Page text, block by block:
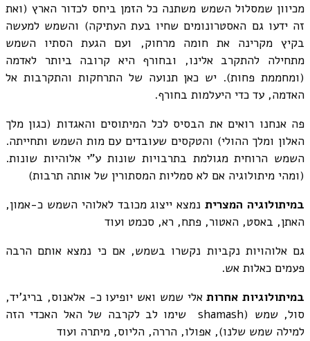
מכיוון שמסלול השמש משתנה כל הזמן ביחס לכדור הארץ (ואת
זה ידעו גם האסטרונומים שחיו בעת העתיקה) והשמש למעשה
בקיץ מקרינה את חומה מרחוק, ועם הגעת הסתיו השמש
מתחילה להתקרב אלינו, ובחורף היא קרובה ביותר לאדמה
(ומחממת פחות). יש כאן תנועה של התרחקות והתקרבות אל
האדמה, עד כדי היעלמות בחורף.
פה אנחנו רואים את הבסיס לכל המיתוסים והאגדות (כגון מלך
האלון ומלך ההולי) והטקסים שעובדים עם מות השמש ותחייתה.
השמש הרוחית מגולמת בתרבויות שונות ע"י אלוהיות שונות.
(ומהי מיתולוגיה אם לא סמליות המסתורין של אותה תרבות)
במיתולוגיה המצריתנמצא ייצוג מכובד לאלוהי השמש כ-אמון,
האתן, באסט, האטור, פתח, רא, סכמט ועוד
גם אלוהויות נקביות נקשרו בשמש, אם כי נמצא אותם הרבה
פעמים כאלות אש.
במיתולוגיות אחרותאלי שמש ואש יופיעו כ- אלאנוס, בריג'יד,
סול, שמש (shamash שימו לב לקרבה של האל האכדי הזה
למילה שמש שלנו), אפולו, הררה, הליוס, מיתרה ועוד